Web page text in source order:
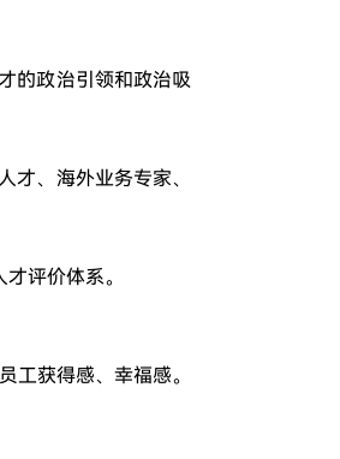
的政治引领和政治吸
、海外业务专家、
评价体系。
工获得感、幸福感。